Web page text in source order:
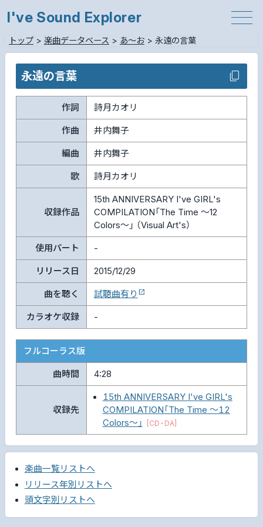
I've Sound Explorer
トップ> 楽曲データベース > あ～お> 永遠の言葉
永遠の言葉
作詞 詩月カオリ
作曲 井内舞子
編曲 井内舞子
歌 詩月カオリ
収録作品
15th ANNIVERSARY I've GIRL's
COMPILATION「The Time ～12
Colors～」 （Visual Art's）
使用パート -
リリース日 2015/12/29
曲を聴く 試聴曲有り
カラオケ収録 -
フルコーラス版
曲時間 4:28
収録先
15th ANNIVERSARY I've GIRL's
COMPILATION「The Time ～12
Colors～」
[CD-DA]
楽曲一覧リストへ
リリース年別リストへ
頭文字別リストへ